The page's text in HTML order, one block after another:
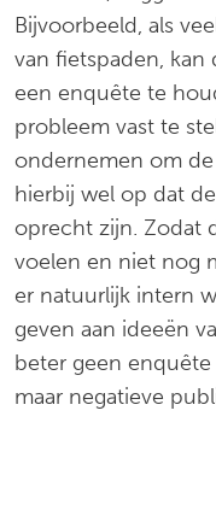
Bijvoorbeeld, als
van fietspaden,
een enquête te
probleem vast te
ondernemen om
hierbij wel op dat
oprecht zijn. Zodat
voelen en niet nog
er natuurlijk intern
geven aan ideeën
beter geen
maar negatieve